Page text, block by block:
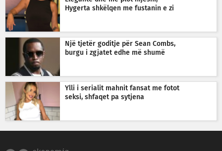
Hygerta shkëlqen me fustanin e zi
Një tjetër goditje për Sean Combs,
burgu i zgjatet edhe më shumë
Ylli i serialit mahnit fansat me fotot
seksi, shfaqet pa sytjena